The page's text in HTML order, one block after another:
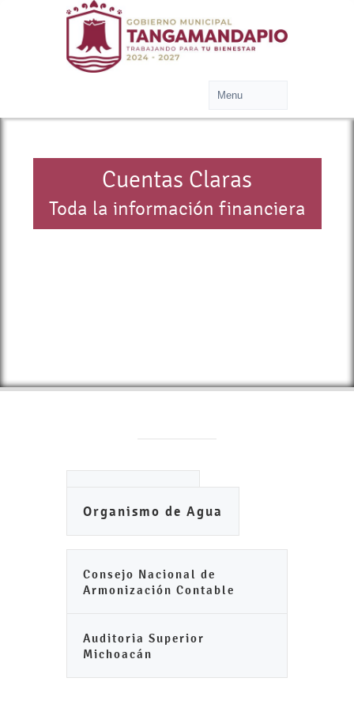
Cuentas Claras
Toda la información financiera
Organismo de Agua
Consejo Nacional de
Armonización Contable
Auditoria Superior
Michoacán